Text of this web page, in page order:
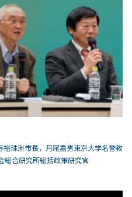
珠洲市長，月尾嘉男東京大学名誉教
総合研究所総括政策研究官